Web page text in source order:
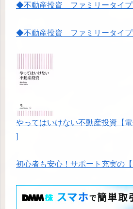
◆不動産投資 ファミリータイ
◆不動産投資 ファミリータイ
やってはいけない不動産投資【
初心者も安心！サポート充実の